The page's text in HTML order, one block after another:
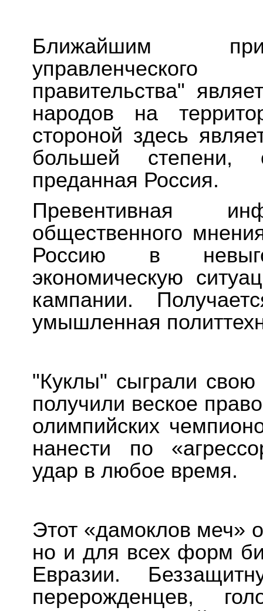
Ближайшим
правительства"
народов на
стороной здесь
большей степени,
преданная Россия.
Превентивная
общественного
Россию в
экономическую
кампании.
умышленная
"Куклы" сыграли
получили веское
олимпийских
нанести по
удар в любое время.
Этот «дамоклов меч»
но и для всех форм
Евразии.
перерожденцев,